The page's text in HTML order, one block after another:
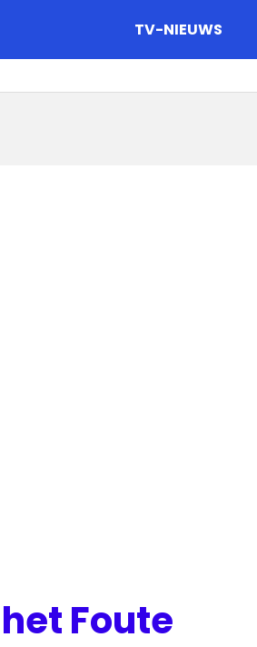
TV-NIEUWS
Foute